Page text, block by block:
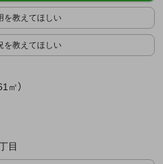
を教えてほしい
を教えてほしい
㎡）
目